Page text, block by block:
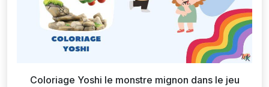
Coloriage Yoshi le monstre mignon dans le jeu